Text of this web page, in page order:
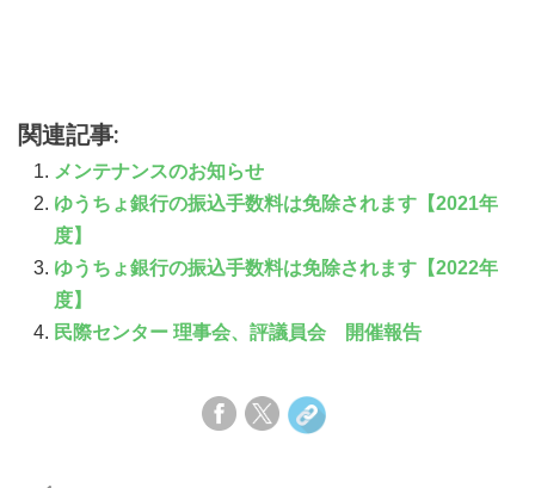
関連記事:
メンテナンスのお知らせ
ゆうちょ銀行の振込手数料は免除されます【2021年
度】
ゆうちょ銀行の振込手数料は免除されます【2022年
度】
民際センター 理事会、評議員会 開催報告